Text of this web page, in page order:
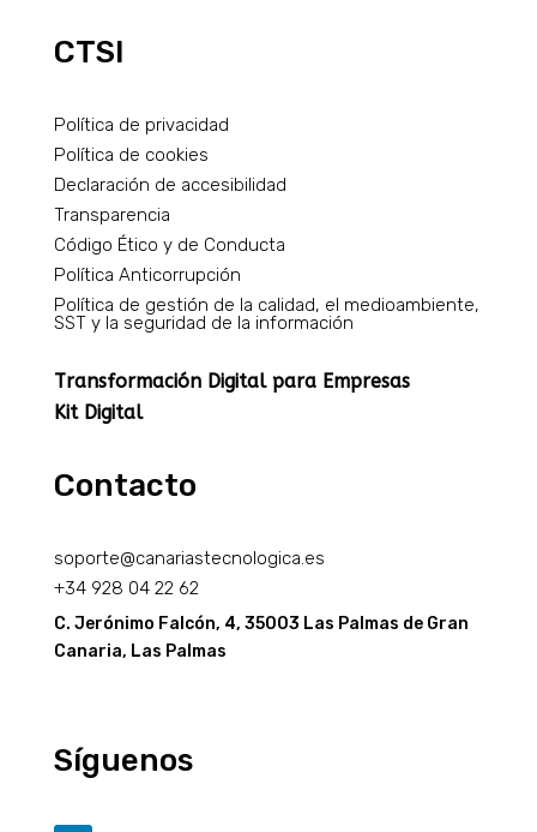
CTSI
Política de privacidad
Política de cookies
Declaración de accesibilidad
Transparencia
Código Ético y de Conducta
Política Anticorrupción
Política de gestión de la calidad, el medioambiente,
SST y la seguridad de la información
Transformación Digital para Empresas
Kit Digital
Contacto
soporte@canariastecnologica.es
+34 928 04 22 62
C. Jerónimo Falcón, 4, 35003 Las Palmas de Gran
Canaria, Las Palmas
Síguenos​